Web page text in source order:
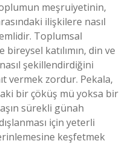
meşruiyetinin,
ilişkilere nasıl
Toplumsal
katılımın, din ve
şekillendirdiğini
vermek zordur. Pekala,
bir çöküş mü yoksa bir
sürekli günah
için yeterli
keşfetmek